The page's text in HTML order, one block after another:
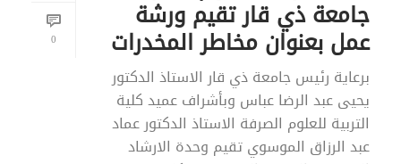
0
جامعة ذي قار تقيم ورشة
عمل بعنوان مخاطر المخدرات
برعاية رئيس جامعة ذي قار الاستاذ الدكتور
يحيى عبد الرضا عباس وبأشراف عميد كلية
التربية للعلوم الصرفة الاستاذ الدكتور عماد
عبد الرزاق الموسوي تقيم وحدة الارشاد